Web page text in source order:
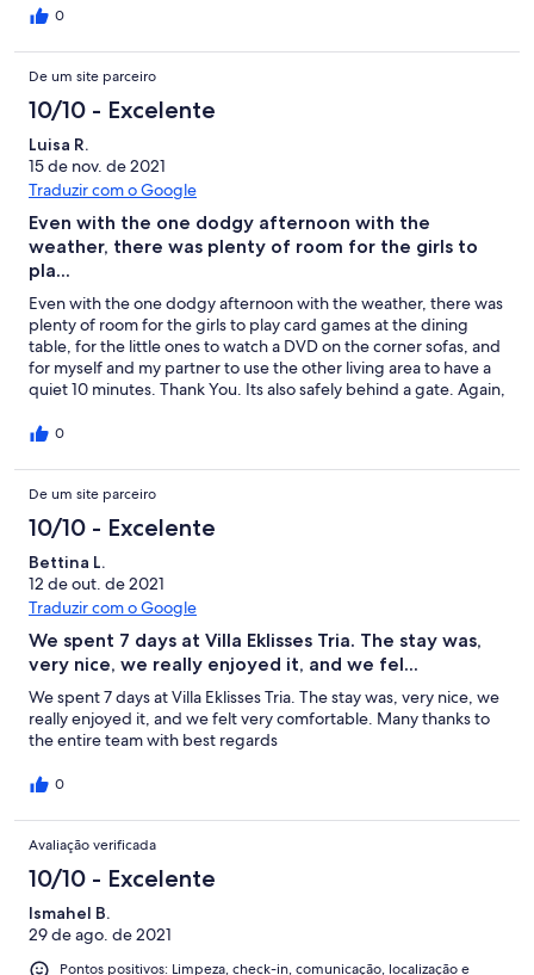
0
De um site parceiro
10/10 - Excelente
Luisa R.
15 de nov. de 2021
Traduzir com o Google
Even with the one dodgy afternoon with the
weather, there was plenty of room for the girls to
pla...
Even with the one dodgy afternoon with the weather, there was
plenty of room for the girls to play card games at the dining
table, for the little ones to watch a DVD on the corner sofas, and
for myself and my partner to use the other living area to have a
quiet 10 minutes. Thank You. Its also safely behind a gate. Again,
0
De um site parceiro
10/10 - Excelente
Bettina L.
12 de out. de 2021
Traduzir com o Google
We spent 7 days at Villa Eklisses Tria. The stay was,
very nice, we really enjoyed it, and we fel...
We spent 7 days at Villa Eklisses Tria. The stay was, very nice, we
really enjoyed it, and we felt very comfortable. Many thanks to
the entire team with best regards
0
Avaliação verificada
10/10 - Excelente
Ismahel B.
29 de ago. de 2021
Pontos positivos: Limpeza, check-in, comunicação, localização e